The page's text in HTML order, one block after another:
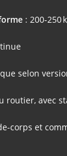
: 200‑250
selon
routier, avec
corps et